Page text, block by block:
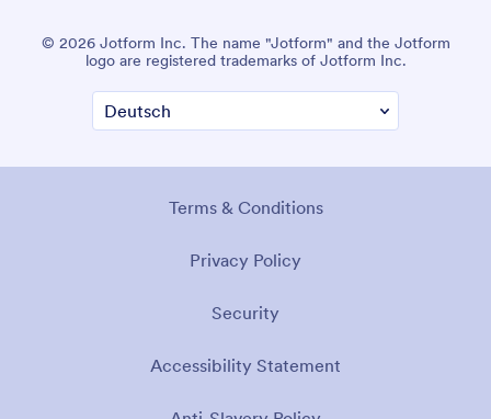
© 2026 Jotform Inc. The name "Jotform" and the Jotform
logo are registered trademarks of Jotform Inc.
Terms & Conditions
Privacy Policy
Security
Accessibility Statement